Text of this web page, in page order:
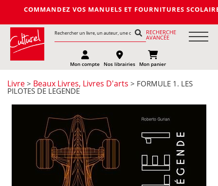
COMMANDEZ VOS MANUELS ET FOURNITURES
RECHERCHE
AVANCÉE
Mon compte Nos librairies Mon panier
Livre > Beaux Livres, Livres D'arts > FORMULE 1. LES
PILOTES DE LEGENDE